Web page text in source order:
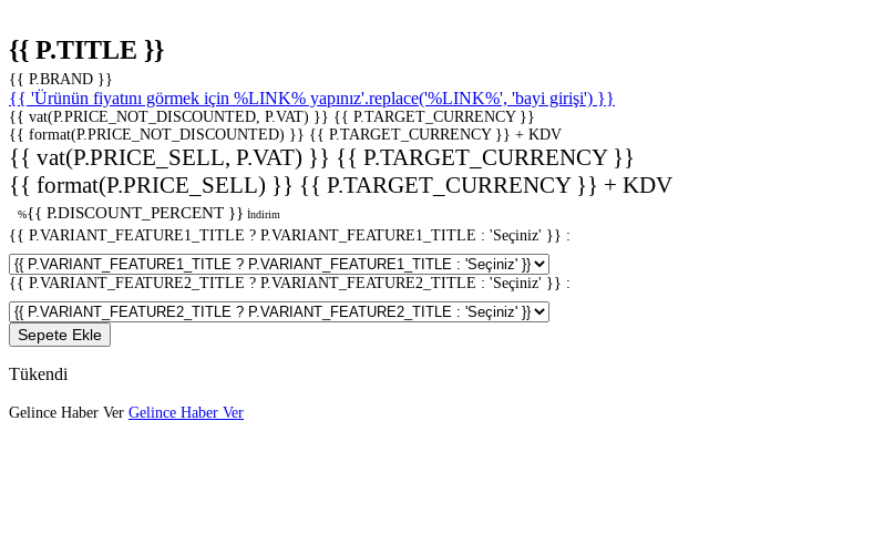
{{ P.TITLE }}
{{ P.BRAND }}
{{ 'Ürünün fiyatını görmek için %LINK% yapınız'.replace('%LINK%', 'bayi girişi') }}
{{ vat(P.PRICE_NOT_DISCOUNTED, P.VAT) }} {{ P.TARGET_CURRENCY }}
{{ format(P.PRICE_NOT_DISCOUNTED) }} {{ P.TARGET_CURRENCY }} + KDV
{{ vat(P.PRICE_SELL, P.VAT) }} {{ P.TARGET_CURRENCY }}
{{ format(P.PRICE_SELL) }} {{ P.TARGET_CURRENCY }} + KDV
%{{ P.DISCOUNT_PERCENT }} İndirim
{{ P.VARIANT_FEATURE1_TITLE ? P.VARIANT_FEATURE1_TITLE : 'Seçiniz' }} :
{{ P.VARIANT_FEATURE2_TITLE ? P.VARIANT_FEATURE2_TITLE : 'Seçiniz' }} :
Sepete Ekle
Tükendi
Gelince Haber Ver Gelince Haber Ver